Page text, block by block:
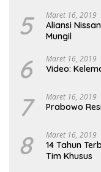
5 Maret 16, 2019
Aliansi
Mungil
6 Maret 16, 2019
Video:
7 Maret 16, 2019
Prabowo
8 Maret 16, 2019
14 Tahun
Tim Khusus